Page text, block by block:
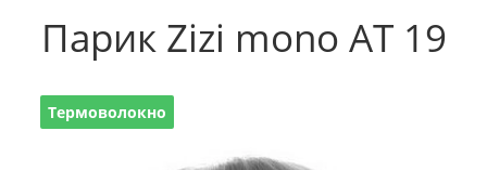
Парик Zizi mono AT 19
Термоволокно